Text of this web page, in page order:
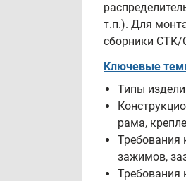
т.п.). Для
сборники СТК/
Ключевые
Типы
рама,
Требования
зажимов,
Требования